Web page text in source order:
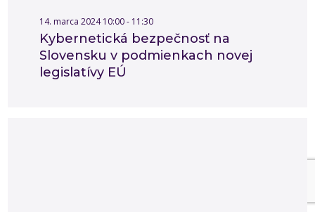
14. marca 2024 10:00 - 11:30
Kybernetická bezpečnosť na
Slovensku v podmienkach novej
legislatívy EÚ